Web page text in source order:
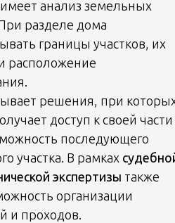
анализ земельных
разделе дома
границы участков, их
расположение
решения, при
доступ к своей части
последующего
участка. В рамках
экспертизы также
организации
и проходов.